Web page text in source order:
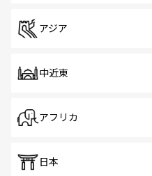
アジア
中近東
アフリカ
日本